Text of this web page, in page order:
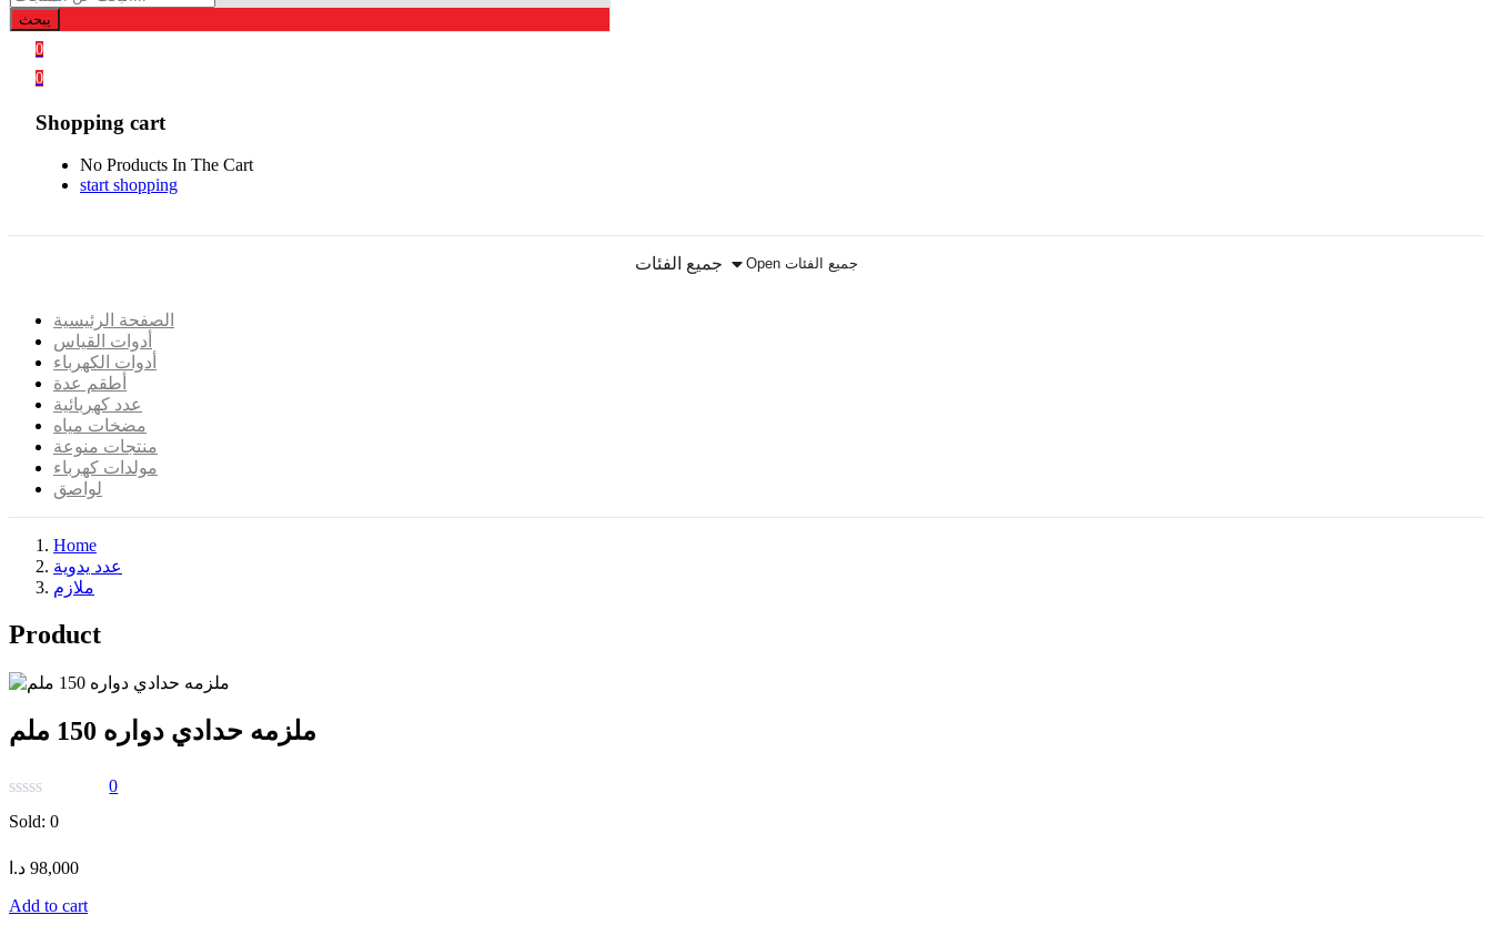
يبحث
0
0
Shopping cart
No Products In The Cart
start shopping
جميع الفئات Open جميع الفئات
الصفحة الرئيسية
أدوات القياس
أدوات الكهرباء
أطقم عدة
عدد كهربائية
مضخات مياه
منتجات منوعة
مولدات كهرباء
لواصق
Home
عدد يدوية
ملازم
Product
ملزمه حدادي دواره 150 ملم
0
Sold: 0
98,000 د.ا
Add to cart